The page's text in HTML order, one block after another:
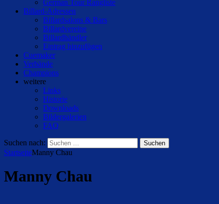
German Tour Rangliste
Billard-Adressen
Billardsalons & Bars
Billardvereine
Billardhändler
Eintrag hinzufügen
Cuemaker
Verbände
Champions
weitere
Links
Historie
Downloads
Bildergalerien
FAQ
Suchen nach:
StartseiteManny Chau
Manny Chau